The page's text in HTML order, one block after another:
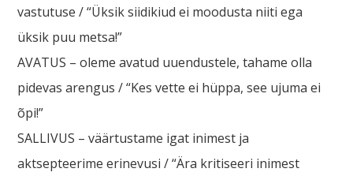
vastutuse / “Üksik siidikiud ei moodusta niiti ega
üksik puu metsa!”
AVATUS – oleme avatud uuendustele, tahame olla
pidevas arengus / “Kes vette ei hüppa, see ujuma ei
õpi!”
SALLIVUS – väärtustame igat inimest ja
aktsepteerime erinevusi / “Ära kritiseeri inimest